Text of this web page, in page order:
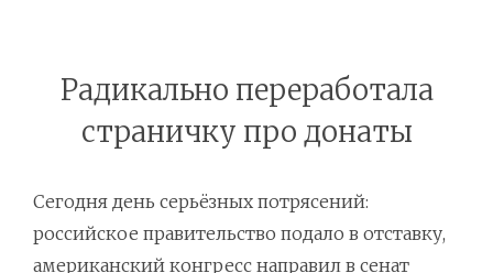
Радикально переработала
страничку про донаты
Сегодня день серьёзных потрясений:
российское правительство подало в отставку,
американский конгресс направил в сенат